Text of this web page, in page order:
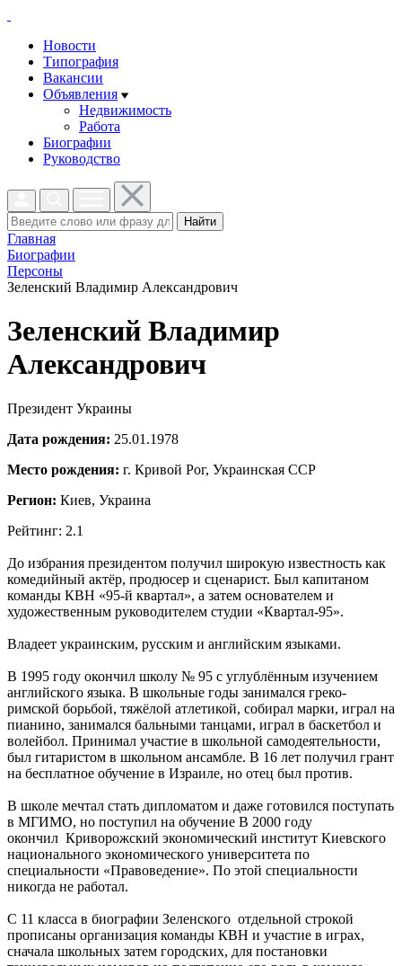
Новости
Типография
Вакансии
Объявления
Недвижимость
Работа
Биографии
Руководство
Найти
Главная
Биографии
Персоны
Зеленский Владимир Александрович
Зеленский Владимир
Александрович
Президент Украины
Дата рождения: 25.01.1978
Место рождения: г. Кривой Рог, Украинская ССР
Регион: Киев, Украина
Рейтинг: 2.1
До избрания президентом получил широкую известность как
комедийный актёр, продюсер и сценарист. Был капитаном
команды КВН «95-й квартал», а затем основателем и
художественным руководителем студии «Квартал-95».
Владеет украинским, русским и английским языками.
В 1995 году окончил школу № 95 с углублённым изучением
английского языка. В школьные годы занимался греко-
римской борьбой, тяжёлой атлетикой, собирал марки, играл на
пианино, занимался бальными танцами, играл в баскетбол и
волейбол. Принимал участие в школьной самодеятельности,
был гитаристом в школьном ансамбле. В 16 лет получил грант
на бесплатное обучение в Израиле, но отец был против.
В школе мечтал стать дипломатом и даже готовился поступать
в МГИМО, но поступил на обучение В 2000 году
окончил Криворожский экономический институт Киевского
национального экономического университета по
специальности «Правоведение». По этой специальности
никогда не работал.
С 11 класса в биографии Зеленского отдельной строкой
прописаны организация команды КВН и участие в играх,
сначала школьных затем городских, для постановки